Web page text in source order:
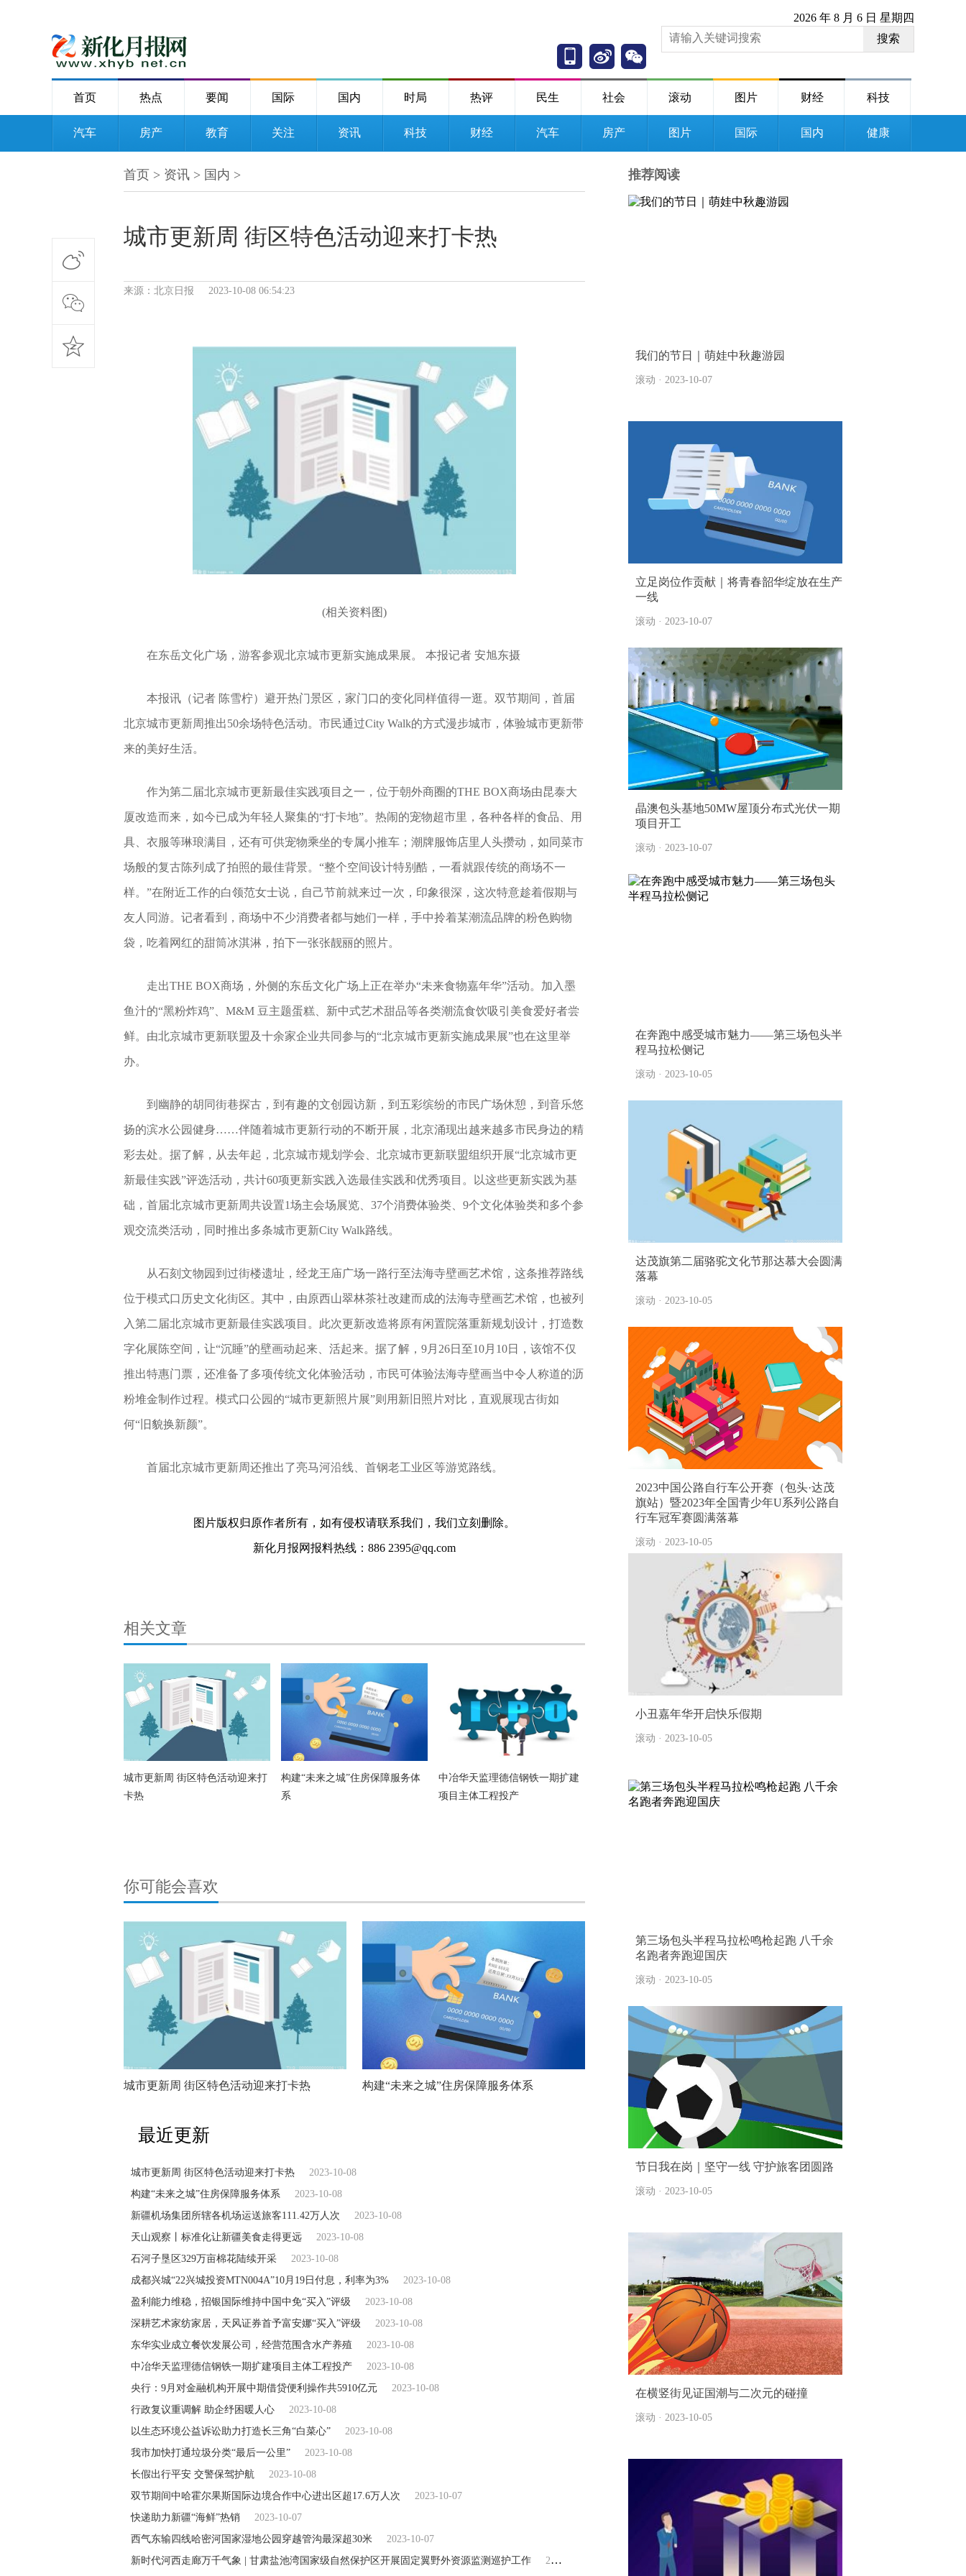
2026 年 8 月 6 日 星期四
搜索
首页 热点 要闻 国际 国内 时局 热评 民生 社会 滚动 图片 财经 科技
汽车 房产 教育 关注 资讯 科技 财经 汽车 房产 图片 国际 国内 健康
首页 > 资讯 > 国内 >
城市更新周 街区特色活动迎来打卡热
来源：北京日报 2023-10-08 06:54:23
(相关资料图)
在东岳文化广场，游客参观北京城市更新实施成果展。 本报记者 安旭东摄
本报讯（记者 陈雪柠）避开热门景区，家门口的变化同样值得一逛。双节期间，首届
北京城市更新周推出50余场特色活动。市民通过City Walk的方式漫步城市，体验城市更新带
来的美好生活。
作为第二届北京城市更新最佳实践项目之一，位于朝外商圈的THE BOX商场由昆泰大
厦改造而来，如今已成为年轻人聚集的“打卡地”。热闹的宠物超市里，各种各样的食品、用
具、衣服等琳琅满目，还有可供宠物乘坐的专属小推车；潮牌服饰店里人头攒动，如同菜市
场般的复古陈列成了拍照的最佳背景。“整个空间设计特别酷，一看就跟传统的商场不一
样。”在附近工作的白领范女士说，自己节前就来过一次，印象很深，这次特意趁着假期与
友人同游。记者看到，商场中不少消费者都与她们一样，手中拎着某潮流品牌的粉色购物
袋，吃着网红的甜筒冰淇淋，拍下一张张靓丽的照片。
走出THE BOX商场，外侧的东岳文化广场上正在举办“未来食物嘉年华”活动。加入墨
鱼汁的“黑粉炸鸡”、M&M 豆主题蛋糕、新中式艺术甜品等各类潮流食饮吸引美食爱好者尝
鲜。由北京城市更新联盟及十余家企业共同参与的“北京城市更新实施成果展”也在这里举
办。
到幽静的胡同街巷探古，到有趣的文创园访新，到五彩缤纷的市民广场休憩，到音乐悠
扬的滨水公园健身……伴随着城市更新行动的不断开展，北京涌现出越来越多市民身边的精
彩去处。据了解，从去年起，北京城市规划学会、北京城市更新联盟组织开展“北京城市更
新最佳实践”评选活动，共计60项更新实践入选最佳实践和优秀项目。以这些更新实践为基
础，首届北京城市更新周共设置1场主会场展览、37个消费体验类、9个文化体验类和多个参
观交流类活动，同时推出多条城市更新City Walk路线。
从石刻文物园到过街楼遗址，经龙王庙广场一路行至法海寺壁画艺术馆，这条推荐路线
位于模式口历史文化街区。其中，由原西山翠林茶社改建而成的法海寺壁画艺术馆，也被列
入第二届北京城市更新最佳实践项目。此次更新改造将原有闲置院落重新规划设计，打造数
字化展陈空间，让“沉睡”的壁画动起来、活起来。据了解，9月26日至10月10日，该馆不仅
推出特惠门票，还准备了多项传统文化体验活动，市民可体验法海寺壁画当中令人称道的沥
粉堆金制作过程。模式口公园的“城市更新照片展”则用新旧照片对比，直观展现古街如
何“旧貌换新颜”。
首届北京城市更新周还推出了亮马河沿线、首钢老工业区等游览路线。
图片版权归原作者所有，如有侵权请联系我们，我们立刻删除。
新化月报网报料热线：886 2395@qq.com
相关文章
城市更新周 街区特色活动迎来打
卡热
构建“未来之城”住房保障服务体
系
中冶华天监理德信钢铁一期扩建
项目主体工程投产
你可能会喜欢
城市更新周 街区特色活动迎来打卡热 构建“未来之城”住房保障服务体系
最近更新
城市更新周 街区特色活动迎来打卡热
2023-10-08
构建“未来之城”住房保障服务体系
2023-10-08
新疆机场集团所辖各机场运送旅客111.42万人次
2023-10-08
天山观察丨标准化让新疆美食走得更远
2023-10-08
石河子垦区329万亩棉花陆续开采
2023-10-08
成都兴城“22兴城投资MTN004A”10月19日付息，利率为3%
2023-10-08
盈利能力维稳，招银国际维持中国中免“买入”评级
2023-10-08
深耕艺术家纺家居，天风证券首予富安娜“买入”评级
2023-10-08
东华实业成立餐饮发展公司，经营范围含水产养殖
2023-10-08
中冶华天监理德信钢铁一期扩建项目主体工程投产
2023-10-08
央行：9月对金融机构开展中期借贷便利操作共5910亿元
2023-10-08
行政复议重调解 助企纾困暖人心
2023-10-08
以生态环境公益诉讼助力打造长三角“白菜心”
2023-10-08
我市加快打通垃圾分类“最后一公里”
2023-10-08
长假出行平安 交警保驾护航
2023-10-08
双节期间中哈霍尔果斯国际边境合作中心进出区超17.6万人次
2023-10-07
快递助力新疆“海鲜”热销
2023-10-07
西气东输四线哈密河国家湿地公园穿越管沟最深超30米
2023-10-07
新时代河西走廊万千气象 | 甘肃盐池湾国家级自然保护区开展固定翼野外资源监测巡护工作
2023-10-07
推荐阅读
我们的节日｜萌娃中秋趣游园
滚动 · 2023-10-07
立足岗位作贡献｜将青春韶华绽放在生产
一线
滚动 · 2023-10-07
晶澳包头基地50MW屋顶分布式光伏一期
项目开工
滚动 · 2023-10-07
在奔跑中感受城市魅力——第三场包头半
程马拉松侧记
滚动 · 2023-10-05
达茂旗第二届骆驼文化节那达慕大会圆满
落幕
滚动 · 2023-10-05
2023中国公路自行车公开赛（包头·达茂
旗站）暨2023年全国青少年U系列公路自
行车冠军赛圆满落幕
滚动 · 2023-10-05
小丑嘉年华开启快乐假期
滚动 · 2023-10-05
第三场包头半程马拉松鸣枪起跑 八千余
名跑者奔跑迎国庆
滚动 · 2023-10-05
节日我在岗｜坚守一线 守护旅客团圆路
滚动 · 2023-10-05
在横竖街见证国潮与二次元的碰撞
滚动 · 2023-10-05